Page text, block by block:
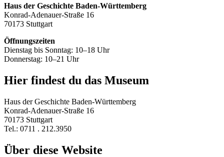
Haus der Geschichte Baden-Württemberg
Konrad-Adenauer-Straße 16
70173 Stuttgart
Öffnungszeiten
Dienstag bis Sonntag: 10–18 Uhr
Donnerstag: 10–21 Uhr
Hier findest du das Museum
Haus der Geschichte Baden-Württemberg
Konrad-Adenauer-Straße 16
70173 Stuttgart
Tel.: 0711 . 212.3950
Über diese Website